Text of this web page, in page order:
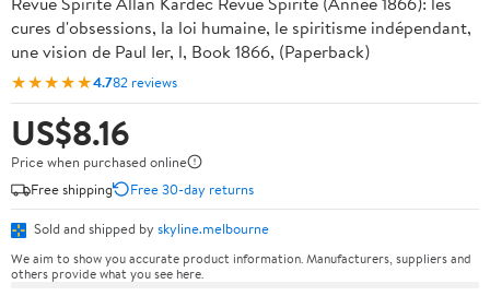
cures d'obsessions, la loi humaine, le spiritisme indépendant,
une vision de Paul Ier, l, Book 1866, (Paperback)
★★★★★4.782 reviews
US$8.16
Price when purchased online
Free shipping
Free 30-day returns
Sold and shipped by skyline.melbourne
We aim to show you accurate product information. Manufacturers, suppliers and
others provide what you see here.